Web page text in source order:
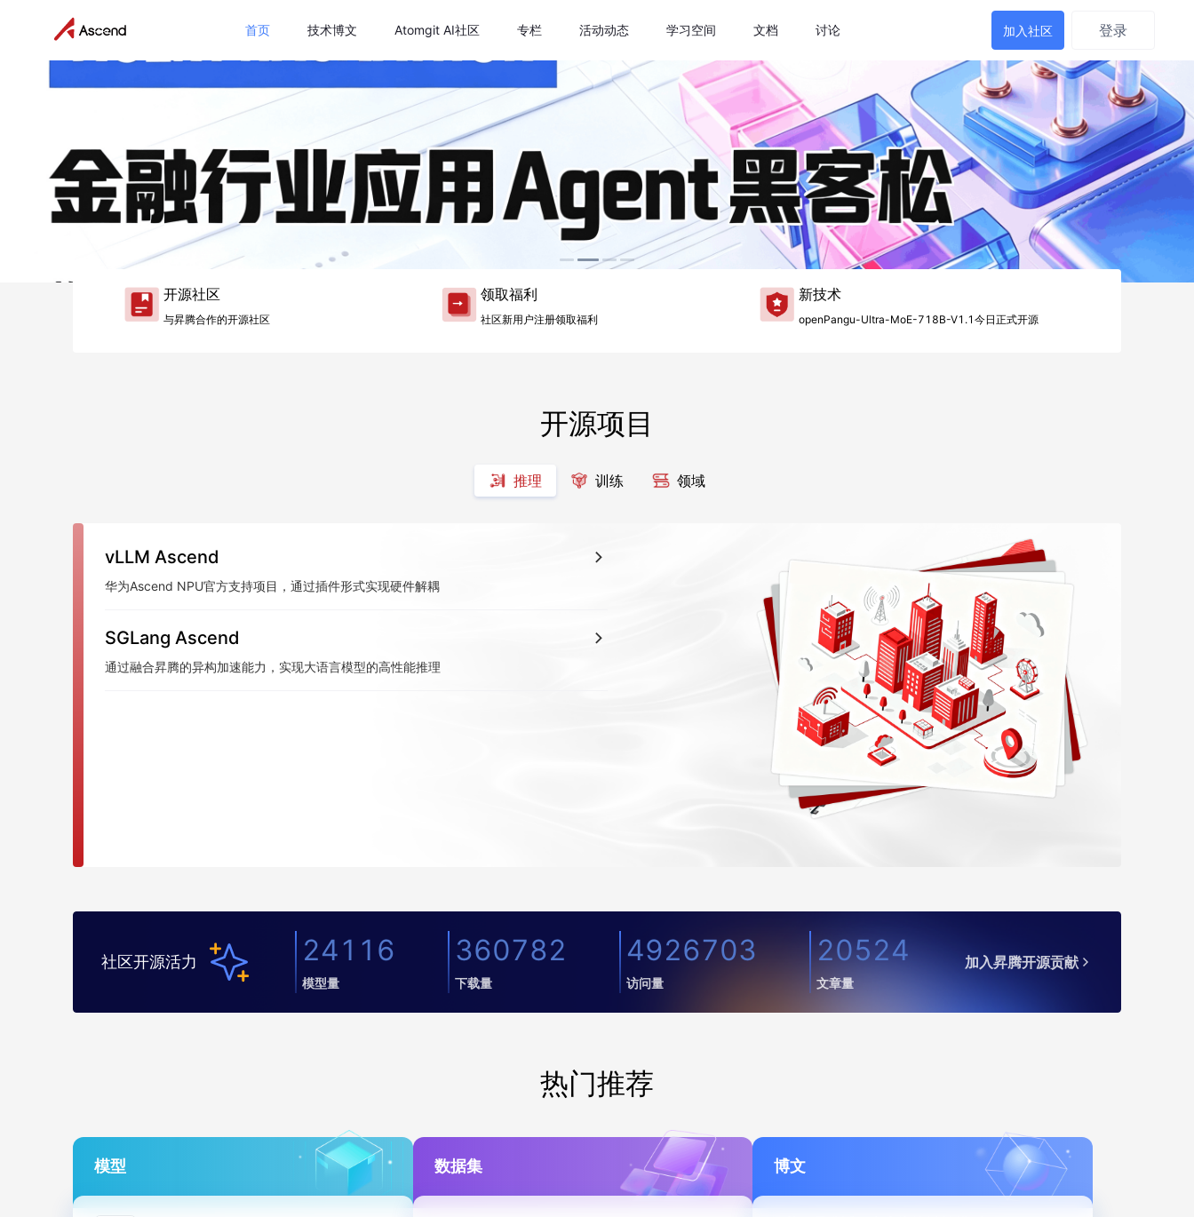
首页 技术博文 Atomgit AI社区 专栏 活动动态 学习空间 文档 讨论 加入社区 登录
开源社区
与昇腾合作的开源社区
领取福利
社区新用户注册领取福利
新技术
openPangu-Ultra-MoE-718B-V1.1今日正式开源
开源项目
推理 训练 领域
vLLM Ascend
华为Ascend NPU官方支持项目，通过插件形式实现硬件解耦
SGLang Ascend
通过融合昇腾的异构加速能力，实现大语言模型的高性能推理
社区开源活力 24116
模型量
360782
下载量
4926703
访问量
20524
文章量
加入昇腾开源贡献
热门推荐
模型 数据集 博文